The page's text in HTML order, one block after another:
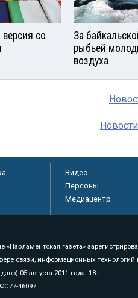
со
За
рыбьей
воздуха
Видео
Персоны
Медиацентр
газета»
связи, информационных технологий
05 августа 2011 года. 18+
46097